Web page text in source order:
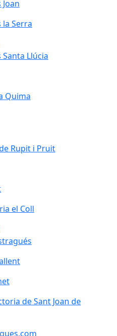
Serra
Llúcia
Llúcia
Quima
Rupit i Pruit
Rupit i Pruit
el Coll
de Sant Joan de
de Sant Joan de